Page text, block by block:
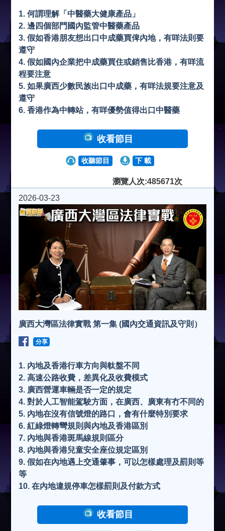
1. 何謂理解「中醫藥大健康產品」
2. 邊四個部門國內監管中醫藥產品
3. 假如香港朋友想出口中成藥買俾內地，有咩法則要
遵守
4. 假如國內企業把中成藥買住或銷售比香港，有咩流
程要注意
5. 如果廣西少數民族出口中成藥，有咩法規要注意及
遵守
6. 香港作為中轉站，有咩優勢值得出口中醫藥
收看節目
收聽節目 下 載
瀏覽人次:485671次
2026-03-23
廣西大灣區法律實戰 第一集 (國內交通資訊及守則）
分享
1. 內地及香港行車方向與軚盤不同
2. 高速公路收費，差異化及收費模式
3. 廣西營運車輛是否一定的規定
4. 對於人工智能駕駛方面，在廣西、廣東有冇不同的
5. 內地在沒有信號燈的路口，會有什麼特別要求
6. 紅綠燈轉彎規則與內地及香港區別
7. 內地與香港斑馬線規則區分
8. 內地與香港兒童安全座位規定區別
9. 假如在內地遇上交通肇事，可以怎樣處理及罰則等
等
10. 在內地違規停車怎樣罰則及付款方式
收看節目